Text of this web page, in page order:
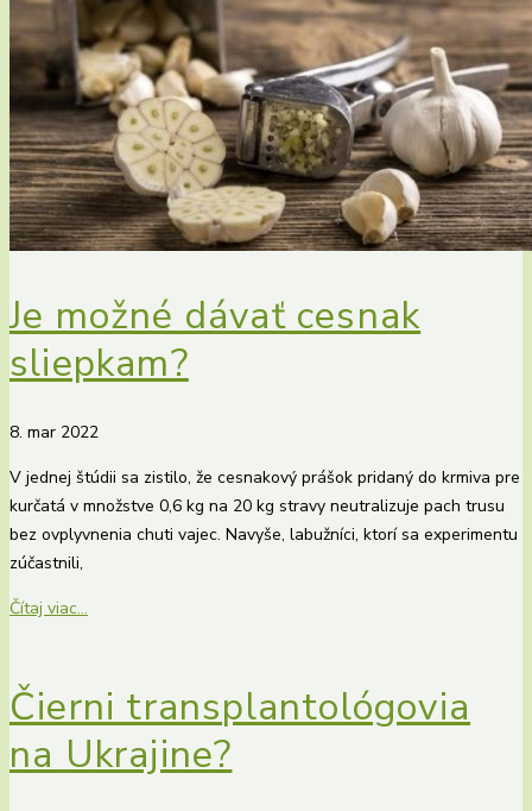
Je možné dávať cesnak
sliepkam?
8. mar 2022
V jednej štúdii sa zistilo, že cesnakový prášok pridaný do krmiva pre
kurčatá v množstve 0,6 kg na 20 kg stravy neutralizuje pach trusu
bez ovplyvnenia chuti vajec. Navyše, labužníci, ktorí sa experimentu
zúčastnili,
Čítaj viac...
Čierni transplantológovia
na Ukrajine?